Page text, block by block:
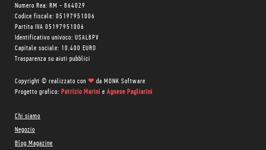
Numero Rea: RM - 864029
Codice fiscale: 05197951006
Partita IVA 05197951006
Identificativo univoco: USAL8PV
Capitale sociale: 10.400 EURO
Trasparenza su aiuti pubblici
Copyright © realizzato con ❤ da MONK Software
Progetto grafico: Patrizio Marini e Agnese Pagliarini
Chi siamo
Negozio
Blog Magazine